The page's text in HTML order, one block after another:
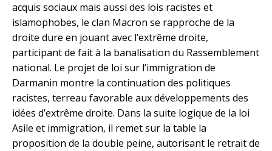
acquis sociaux mais aussi des lois racistes et
islamophobes, le clan Macron se rapproche de la
droite dure en jouant avec l’extrême droite,
participant de fait à la banalisation du Rassemblement
national. Le projet de loi sur l’immigration de
Darmanin montre la continuation des politiques
racistes, terreau favorable aux développements des
idées d’extrême droite. Dans la suite logique de la loi
Asile et immigration, il remet sur la table la
proposition de la double peine, autorisant le retrait de